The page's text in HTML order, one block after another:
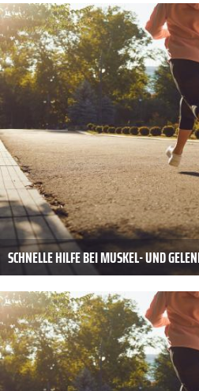
SCHNELLE HILFE BEI MUSKEL- UND